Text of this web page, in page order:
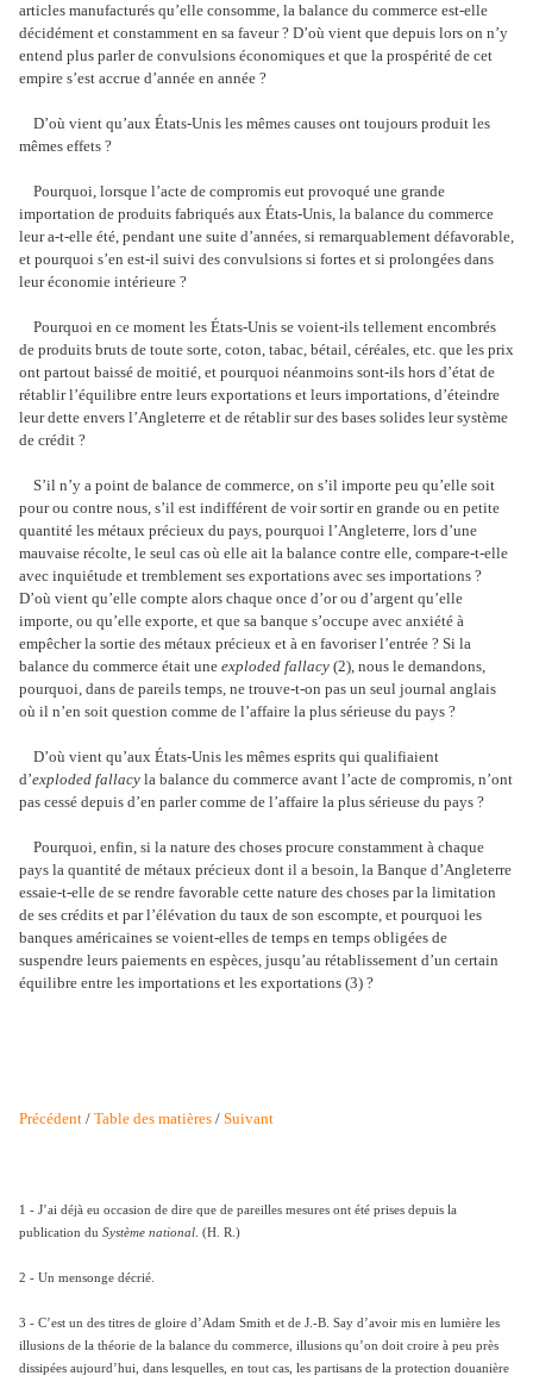
articles manufacturés qu’elle consomme, la balance du commerce est-elle
décidément et constamment en sa faveur ? D’où vient que depuis lors on n’y
entend plus parler de convulsions économiques et que la prospérité de cet
empire s’est accrue d’année en année ?
D’où vient qu’aux États-Unis les mêmes causes ont toujours produit les
mêmes effets ?
Pourquoi, lorsque l’acte de compromis eut provoqué une grande
importation de produits fabriqués aux États-Unis, la balance du commerce
leur a-t-elle été, pendant une suite d’années, si remarquablement défavorable,
et pourquoi s’en est-il suivi des convulsions si fortes et si prolongées dans
leur économie intérieure ?
Pourquoi en ce moment les États-Unis se voient-ils tellement encombrés
de produits bruts de toute sorte, coton, tabac, bétail, céréales, etc. que les prix
ont partout baissé de moitié, et pourquoi néanmoins sont-ils hors d’état de
rétablir l’équilibre entre leurs exportations et leurs importations, d’éteindre
leur dette envers l’Angleterre et de rétablir sur des bases solides leur système
de crédit ?
S’il n’y a point de balance de commerce, on s’il importe peu qu’elle soit
pour ou contre nous, s’il est indifférent de voir sortir en grande ou en petite
quantité les métaux précieux du pays, pourquoi l’Angleterre, lors d’une
mauvaise récolte, le seul cas où elle ait la balance contre elle, compare-t-elle
avec inquiétude et tremblement ses exportations avec ses importations ?
D’où vient qu’elle compte alors chaque once d’or ou d’argent qu’elle
importe, ou qu’elle exporte, et que sa banque s’occupe avec anxiété à
empêcher la sortie des métaux précieux et à en favoriser l’entrée ? Si la
balance du commerce était une exploded fallacy (2), nous le demandons,
pourquoi, dans de pareils temps, ne trouve-t-on pas un seul journal anglais
où il n’en soit question comme de l’affaire la plus sérieuse du pays ?
D’où vient qu’aux États-Unis les mêmes esprits qui qualifiaient
d’exploded fallacy la balance du commerce avant l’acte de compromis, n’ont
pas cessé depuis d’en parler comme de l’affaire la plus sérieuse du pays ?
Pourquoi, enfin, si la nature des choses procure constamment à chaque
pays la quantité de métaux précieux dont il a besoin, la Banque d’Angleterre
essaie-t-elle de se rendre favorable cette nature des choses par la limitation
de ses crédits et par l’élévation du taux de son escompte, et pourquoi les
banques américaines se voient-elles de temps en temps obligées de
suspendre leurs paiements en espèces, jusqu’au rétablissement d’un certain
équilibre entre les importations et les exportations (3) ?
Précédent / Table des matières / Suivant
1 - J’ai déjà eu occasion de dire que de pareilles mesures ont été prises depuis la
publication du Système national . (H. R.)
2 - Un mensonge décrié.
3 - C’est un des titres de gloire d’Adam Smith et de J.-B. Say d’avoir mis en lumière les
illusions de la théorie de la balance du commerce, illusions qu’on doit croire à peu près
dissipées aujourd’hui, dans lesquelles, en tout cas, les partisans de la protection douanière